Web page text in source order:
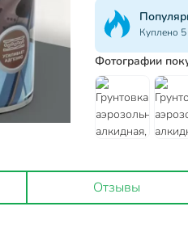
Куплено
Фотографии
Отзывы